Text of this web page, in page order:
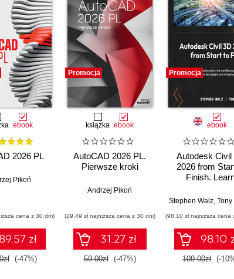
ebook
2026 PL
Pikoń
cena z 30 dni)
89.57 zł
(-47%)
Promocja
książka ebook
AutoCAD 2026 PL.
Pierwsze kroki
Andrzej Pikoń
(29,49 zł najniższa cena z 30 dni)
31.27 zł
59.00zł (-47%)
Promocja
ebook
Autodesk Civil
2026 from
Finish.
led workflows
modern civil
infrastructure
- Second
Stephen Walz, Tony
(98,10 zł najniższa cena
98.10
109.00zł (-